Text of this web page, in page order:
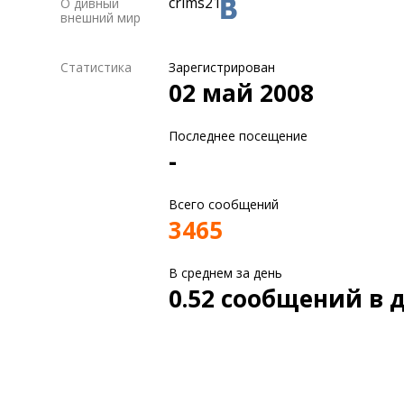
внешний мир
Статистика Зарегистрирован
02 май 2008
Последнее посещение
-
Всего сообщений
3465
В среднем за день
0.52 сообщений в